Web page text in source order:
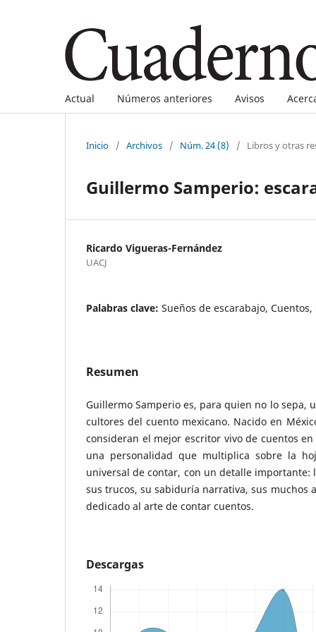
Actual Números anteriores Avisos
Inicio / Archivos / Núm. 24 (8) / Libros y otras
Guillermo Samperio:
Ricardo Vigueras-Fernández
UACJ
Palabras clave: Sueños de escarabajo,
Resumen
Guillermo Samperio es, para quien no lo sepa,
cultores del cuento mexicano. Nacido en
consideran el mejor escritor vivo de cuentos
una personalidad que multiplica sobre la
universal de contar, con un detalle importante:
sus trucos, su sabiduría narrativa, sus muchos
dedicado al arte de contar cuentos.
Descargas